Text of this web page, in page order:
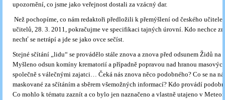
upozornění, co jsme jako veřejnost dostali za vzácný dar.
Než pochopíme, co nám redaktoři předložili k přemýšlení od českého učitele
učitelů, 28. 3. 2011, pokračujme ve specifikaci tajných úrovní. Kdo nechce
nechť se netrápí a jde se jako ovce sečíst.
Stejné sčítání „lidu“ se provádělo stále znova a znova před odsunem Židů na
Myšleno odsun komíny krematorií a případně popravou nad hranou
společně s válečnými zajatci… Čeká nás znova něco podobného? Co se na
maskované za sčítáním a sběrem všemožných informací? Kdo provádí
Co mohlo k tématu zaznít a co bylo jen naznačeno a vlastně utajeno v